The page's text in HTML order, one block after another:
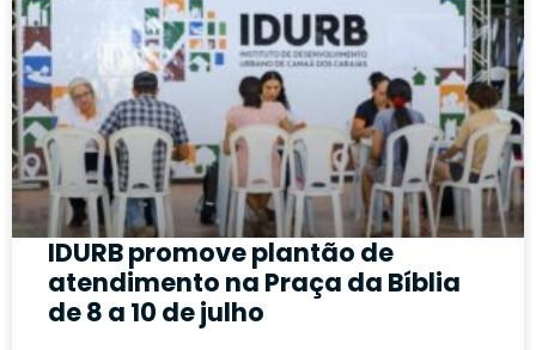
IDURB promove plantão de
atendimento na Praça da Bíblia
de 8 a 10 de julho